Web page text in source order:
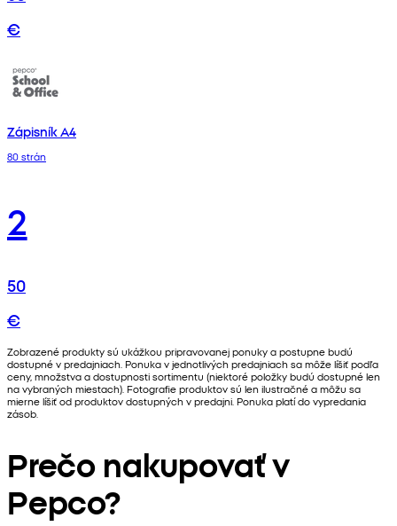
€
Zápisník A4
80 strán
2
50
€
Zobrazené produkty sú ukážkou pripravovanej ponuky a postupne budú
dostupné v predajniach. Ponuka v jednotlivých predajniach sa môže líšiť podľa
ceny, množstva a dostupnosti sortimentu (niektoré položky budú dostupné len
na vybraných miestach). Fotografie produktov sú len ilustračné a môžu sa
mierne líšiť od produktov dostupných v predajni. Ponuka platí do vypredania
zásob.
Prečo nakupovať v
Pepco?